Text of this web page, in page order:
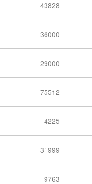
43828
36000
29000
75512
4225
31999
9763